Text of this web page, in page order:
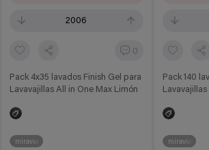
2006
0
Pack 4x35 lavados Finish Gel para
Lavavajillas All in One Max Limón
miravia
Pack 140
miravia